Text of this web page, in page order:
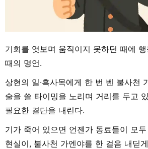
기회를 엿보며 움직이지 못하던 때에
때의 명언.
상현의 일·흑사목에게 한 번 벤 불사천
술을 쓸 타이밍을 노리며 거리를 두고
필요한 결단을 내린다.
기가 죽어 있으면 언젠가 동료들이 모
현실이, 불사천 가엔야를 한 걸음 내딛